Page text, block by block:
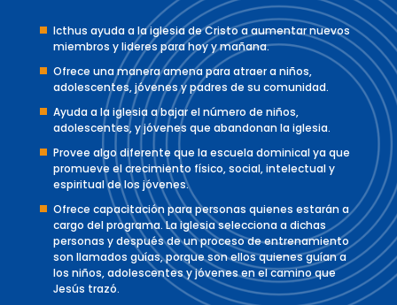
Icthus ayuda a la iglesia de Cristo a aumentar nuevos
miembros y lideres para hoy y mañana.
Ofrece una manera amena para atraer a niños,
adolescentes, jóvenes y padres de su comunidad.
Ayuda a la iglesia a bajar el número de niños,
adolescentes, y jóvenes que abandonan la iglesia.
Provee algo diferente que la escuela dominical ya que
promueve el crecimiento físico, social, intelectual y
espiritual de los jóvenes.
Ofrece capacitación para personas quienes estarán a
cargo del programa. La iglesia selecciona a dichas
personas y después de un proceso de entrenamiento
son llamados guías, porque son ellos quienes guían a
los niños, adolescentes y jóvenes en el camino que
Jesús trazó.